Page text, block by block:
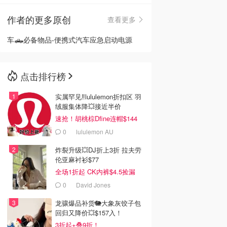
🇳🇿新西兰
作者的更多原创
查看更多
车🛻必备物品-便携式汽车应急启动电源
点击排行榜
实属罕见‼️lululemon折扣区 羽
绒服集体降💥接近半价
速抢！胡桃棕Dfine连帽$144
0 lululemon AU
炸裂升级💥DJ折上3折 拉夫劳
伦亚麻衬衫$77
全场1折起 CK内裤$4.5捡漏
0 David Jones
龙骧爆品补货🐘大象灰饺子包
回归又降价💥$157入！
3折起+叠9折！